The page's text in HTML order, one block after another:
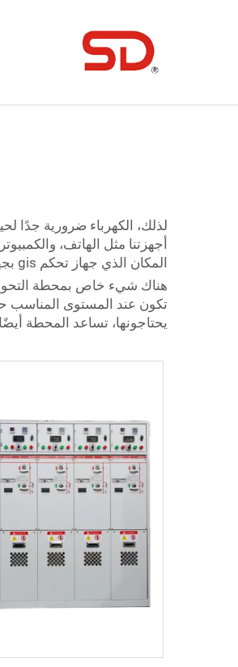
لذلك، الكهرباء ضرورية جدًا
أجهزتنا مثل الهاتف،
المكان الذي جهاز تحكم gis بجهد 33 كيلوفولت
تكون عند المستوى المناسب
يحتاجونها، تساعد المحطة